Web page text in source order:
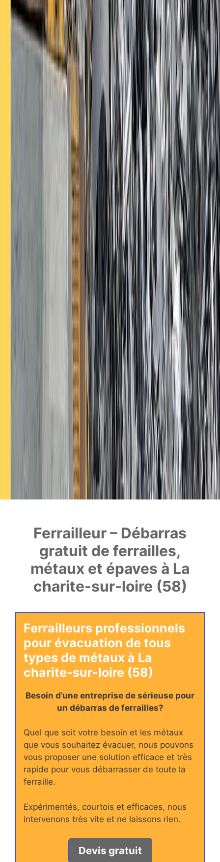
Ferrailleur – Débarras
gratuit de ferrailles,
métaux et épaves à La
charite-sur-loire (58)
Ferrailleurs professionnels
pour évacuation de tous
types de métaux à La
charite-sur-loire (58)
Besoin d’une entreprise de sérieuse pour
un débarras de ferrailles?
Quel que soit votre besoin et les métaux
que vous souhaitez évacuer, nous pouvons
vous proposer une solution efficace et très
rapide pour vous débarrasser de toute la
ferraille.
Expérimentés, courtois et efficaces, nous
intervenons très vite et ne laissons rien.
Devis gratuit